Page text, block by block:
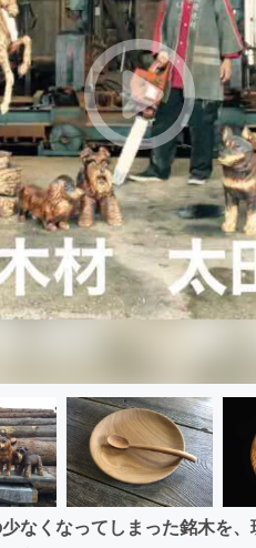
チャレン
活性化
なくなってしまった銘木を